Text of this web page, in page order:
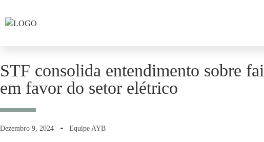
STF consolida entendimento sobre
em favor do setor elétrico
Dezembro 9, 2024 Equipe AYB